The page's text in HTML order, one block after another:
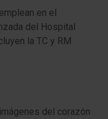
en el
del Hospital
la TC y RM
del corazón